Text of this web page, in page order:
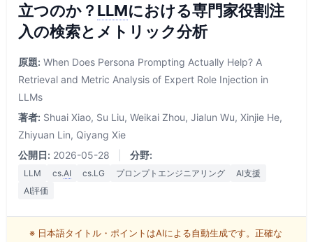
立つのか？ LLMにおける専門家役割注
入の検索とメトリック分析
原題: When Does Persona Prompting Actually Help? A
Retrieval and Metric Analysis of Expert Role Injection in
LLMs
著者: Shuai Xiao, Su Liu, Weikai Zhou, Jialun Wu, Xinjie He,
Zhiyuan Lin, Qiyang Xie
公開日: 2026-05-28 分野:
LLM cs.AI cs.LG プロンプトエンジニアリング
AI支援
AI評価
※ 日本語タイトル・ポイントはAIによる自動生成です。正確な